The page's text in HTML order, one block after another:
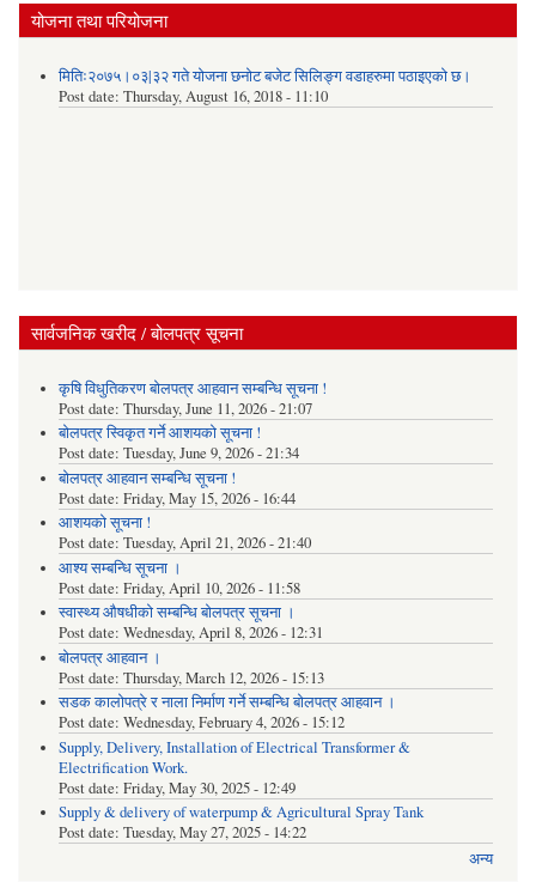
योजना तथा परियोजना
मितिः२०७५।०३|३२ गते योजना छनोट बजेट सिलिङ्ग वडाहरुमा पठाइएको छ​।
Post date: Thursday, August 16, 2018 - 11:10
सार्वजनिक खरीद / बोलपत्र सूचना
कृषि विधुतिकरण बोलपत्र आहवान सम्बन्धि सूचना !
Post date: Thursday, June 11, 2026 - 21:07
बोलपत्र स्विकृत गर्ने आशयको सूचना !
Post date: Tuesday, June 9, 2026 - 21:34
बोलपत्र आहवान सम्बन्धि सूचना !
Post date: Friday, May 15, 2026 - 16:44
आशयको सूचना !
Post date: Tuesday, April 21, 2026 - 21:40
आश्य सम्बन्धि सूचना ।
Post date: Friday, April 10, 2026 - 11:58
स्वास्थ्य औषधीको सम्बन्धि बोलपत्र सूचना ।
Post date: Wednesday, April 8, 2026 - 12:31
बोलपत्र आहवान ।
Post date: Thursday, March 12, 2026 - 15:13
सडक कालोपत्रे र नाला निर्माण गर्ने सम्बन्धि बोलपत्र आहवान ।
Post date: Wednesday, February 4, 2026 - 15:12
Supply, Delivery, Installation of Electrical Transformer &
Electrification Work.
Post date: Friday, May 30, 2025 - 12:49
Supply & delivery of waterpump & Agricultural Spray Tank
Post date: Tuesday, May 27, 2025 - 14:22
अन्य